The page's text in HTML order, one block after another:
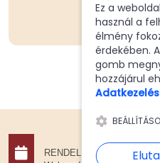
RENDELÉSFELVÉTEL
Ez a
használ a
élmény
érdekében.
gomb
hozzájárul